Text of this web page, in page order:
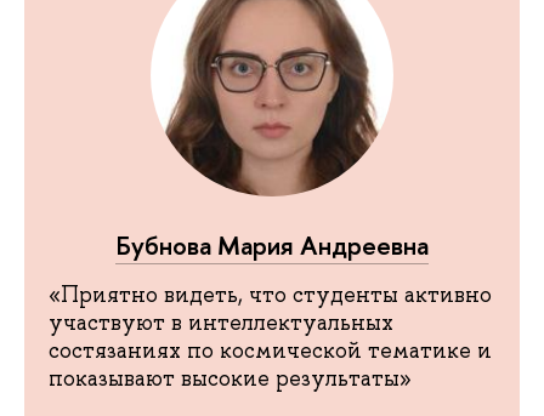
Бубнова Мария Андреевна
«Приятно видеть, что студенты активно
участвуют в интеллектуальных
состязаниях по космической тематике и
показывают высокие результаты»